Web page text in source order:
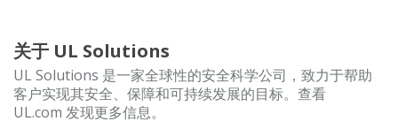
关于 UL Solutions
UL Solutions 是一家全球性的安全科学公司，致力于帮助
客户实现其安全、保障和可持续发展的目标。查看
UL.com 发现更多信息。